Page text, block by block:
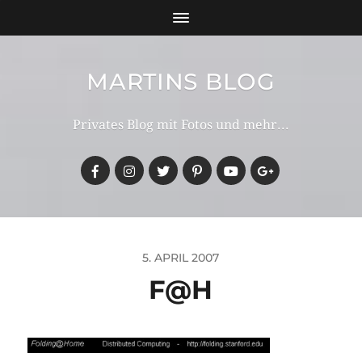
MARTINS BLOG
Privates Blog mit Fotos und mehr...
5. APRIL 2007
F@H